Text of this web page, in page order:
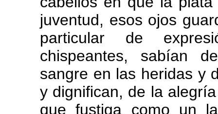
juventud, esos ojos
particular de
chispeantes, sabían
sangre en las heridas y
y dignifican, de la
que fustiga como un